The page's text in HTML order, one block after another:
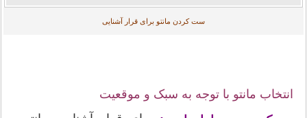
ست کردن مانتو برای قرار آشنایی
انتخاب مانتو با توجه به سبک و موقعیت